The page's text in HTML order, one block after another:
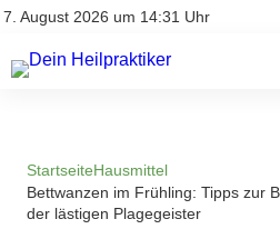
7. August 2026 um 14:31 Uhr
Impressum
Natürliche Medizin
Heilpflanzen &
StartseiteHausmittel
Bettwanzen im Frühling: Tipps zur
der lästigen Plagegeister